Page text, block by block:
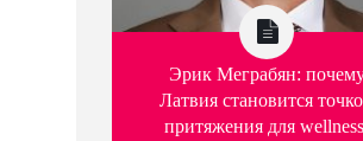
Эрик Меграбян:
Латвия становится
притяжения для